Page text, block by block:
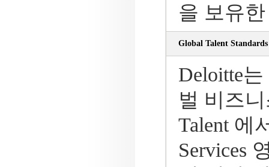
을 보유
Global Talent
Deloitte
벌 비즈
Talent 에
Services